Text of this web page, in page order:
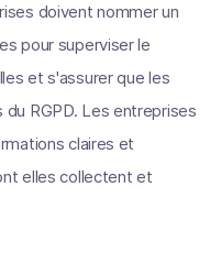
doivent nommer un
pour superviser le
et s'assurer que les
RGPD. Les entreprises
claires et
elles collectent et